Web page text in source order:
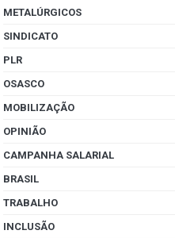
METALÚRGICOS
SINDICATO
PLR
OSASCO
MOBILIZAÇÃO
OPINIÃO
CAMPANHA SALARIAL
BRASIL
TRABALHO
INCLUSÃO